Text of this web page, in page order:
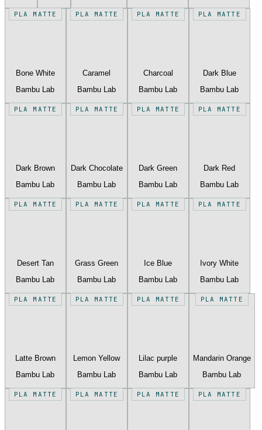
PLA MATTE
Bone White
Bambu Lab
PLA MATTE
Caramel
Bambu Lab
PLA MATTE
Charcoal
Bambu Lab
PLA MATTE
Dark Blue
Bambu Lab
PLA MATTE
Dark Brown
Bambu Lab
PLA MATTE
Dark Chocolate
Bambu Lab
PLA MATTE
Dark Green
Bambu Lab
PLA MATTE
Dark Red
Bambu Lab
PLA MATTE
Desert Tan
Bambu Lab
PLA MATTE
Grass Green
Bambu Lab
PLA MATTE
Ice Blue
Bambu Lab
PLA MATTE
Ivory White
Bambu Lab
PLA MATTE
Latte Brown
Bambu Lab
PLA MATTE
Lemon Yellow
Bambu Lab
PLA MATTE
Lilac purple
Bambu Lab
PLA MATTE
Mandarin Orange
Bambu Lab
PLA MATTE PLA MATTE PLA MATTE PLA MATTE